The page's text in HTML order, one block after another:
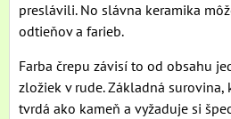
preslávili. No slávna keramika
odtieňov a farieb.
Farba črepu závisí to od obsahu
zložiek v rude. Základná
tvrdá ako kameň a vyžaduje si